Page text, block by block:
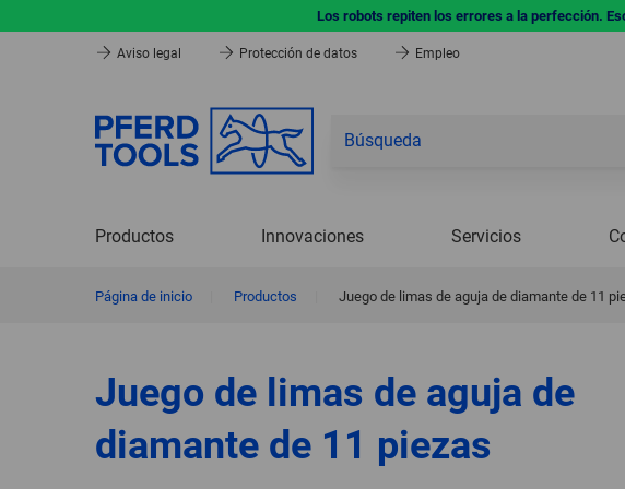
Los robots repiten los errores a la perfección.
Aviso legal Protección de datos Empleo
Productos Innovaciones Servicios
Página de inicio Productos Juego de limas de aguja de diamante de 11
Juego de limas de aguja de
diamante de 11 piezas